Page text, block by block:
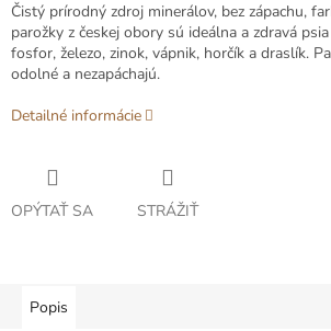
Čistý prírodný zdroj minerálov, bez zápachu,
parožky z českej obory sú ideálna a zdravá
fosfor, železo, zinok, vápnik, horčík a draslík.
odolné a nezapáchajú.
Detailné informácie
OPÝTAŤ SA STRÁŽIŤ
Popis